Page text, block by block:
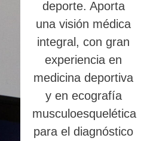
deporte. Aporta
una visión médica
integral, con gran
experiencia en
medicina deportiva
y en ecografía
musculoesquelética
para el diagnóstico